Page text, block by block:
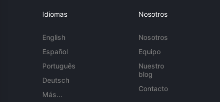
Idiomas
English
Español
Português
Deutsch
Más...
Nosotros
Nosotros
Equipo
Nuestro
blog
Contacto